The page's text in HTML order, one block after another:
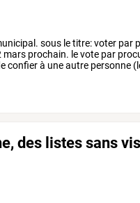
sous letitre:voter par
mars prochain. levote par
confierà uneautre personne
des listes sans